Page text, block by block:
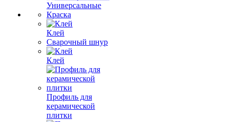
Универсальные
Краска
Клей
Сварочный шнур
Клей
Профиль для
керамической
плитки